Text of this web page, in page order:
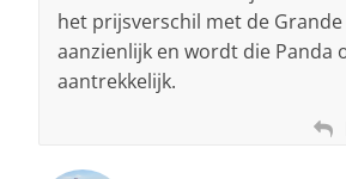
het prijsverschil met de Grande
aanzienlijk en wordt die Panda
aantrekkelijk.